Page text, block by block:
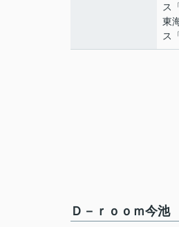
ス
東
ス
Ｄ－ｒｏｏｍ今